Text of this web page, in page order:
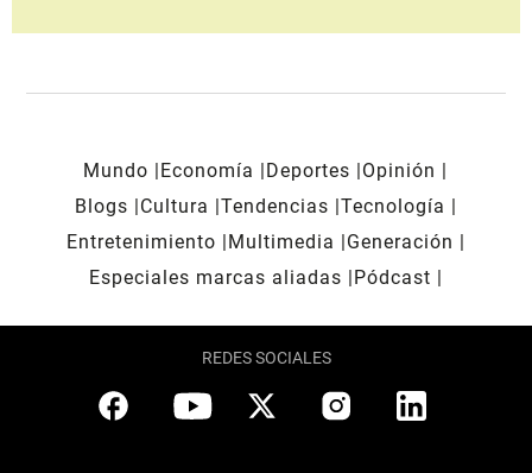
Mundo Economía Deportes
Opinión
Blogs
Cultura Tendencias Tecnología
Entretenimiento
Multimedia
Generación
Especiales marcas aliadas
Pódcast
REDES SOCIALES